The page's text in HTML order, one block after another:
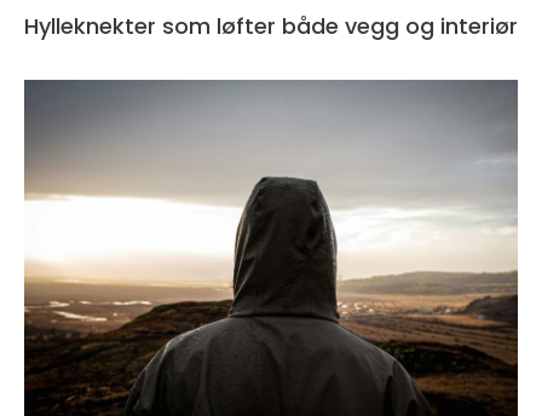
Hylleknekter som løfter både vegg og interiør